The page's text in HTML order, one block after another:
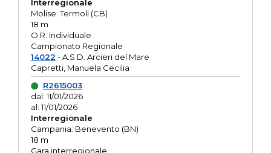
Interregionale
Molise: Termoli (CB)
18 m
O.R. Individuale
Campionato Regionale
14022 - A.S.D. Arcieri del Mare
Capretti, Manuela Cecilia
R2615003
dal: 11/01/2026
al: 11/01/2026
Interregionale
Campania: Benevento (BN)
18 m
Gara interregionale